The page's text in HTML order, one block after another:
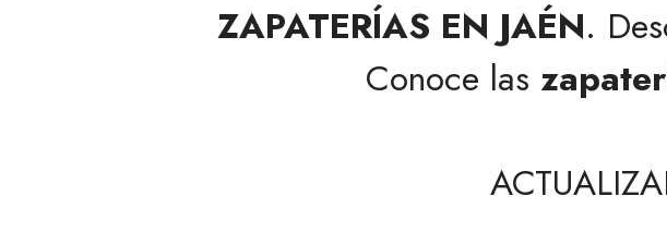
ZAPATERÍAS EN JAÉN.
Conoce las